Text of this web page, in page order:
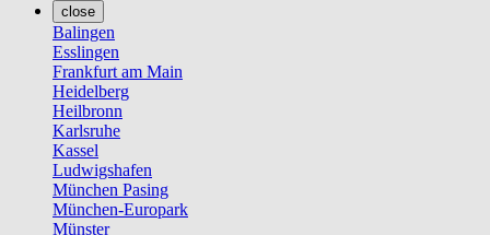
close
Balingen
Esslingen
Frankfurt am Main
Heidelberg
Heilbronn
Karlsruhe
Kassel
Ludwigshafen
München Pasing
München-Europark
Münster